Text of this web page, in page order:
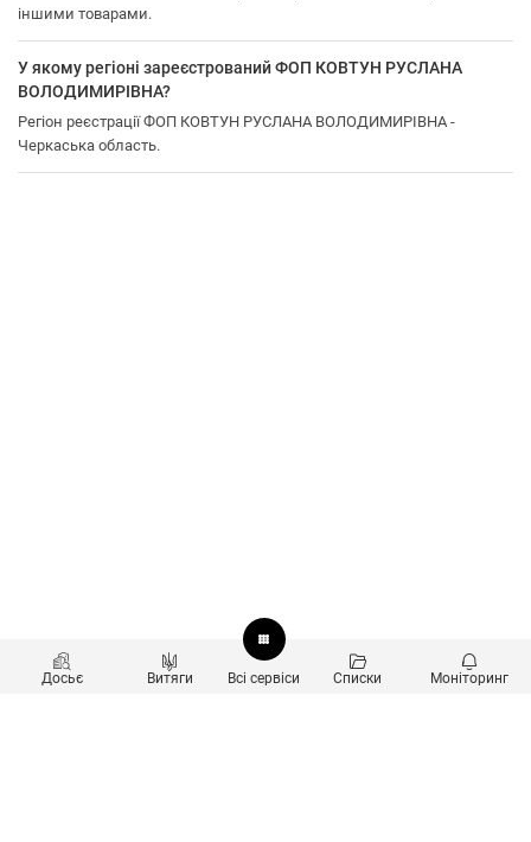
іншими товарами.
У якому регіоні зареєстрований ФОП КОВТУН РУСЛАНА
ВОЛОДИМИРІВНА?
Регіон реєстрації ФОП КОВТУН РУСЛАНА ВОЛОДИМИРІВНА -
Черкаська область.
Досьє Витяги Всі сервіси Списки Моніторинг